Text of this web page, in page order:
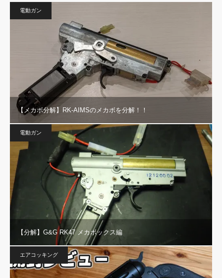
電動ガン
【メカボ分解】RK-AIMSのメカボを分解！！
電動ガン
【分解】G&G RK47 メカボックス編
エアコッキング